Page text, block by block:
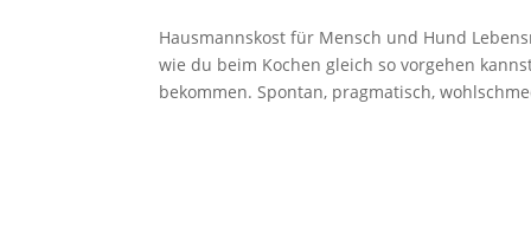
Hausmannskost für Mensch und Hund
wie du beim Kochen gleich so vorgehen
bekommen. Spontan, pragmatisch,